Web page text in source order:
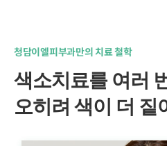
청담이엘피부과만의 치료 철학
색소치료를 여러
오히려 색이 더 짙